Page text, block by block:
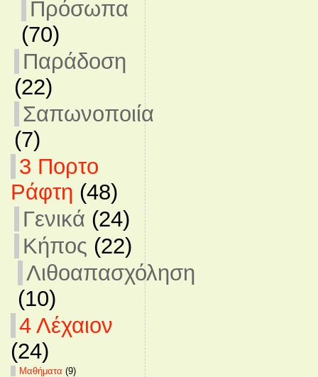
Πρόσωπα
(70)
Παράδοση
(22)
Σαπωνοποιία
(7)
3 Πορτο
Ράφτη (48)
Γενικά (24)
Κήπος (22)
Λιθοαπασχόληση
(10)
4 Λέχαιον
(24)
Mαθήματα (9)